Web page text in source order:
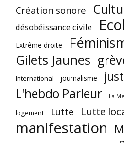
Création sonore
désobéissance civile
Extrême droite
Gilets Jaunes
International journalisme
L'hebdo Parleur La
logement
Lutte Lutte
manifestation